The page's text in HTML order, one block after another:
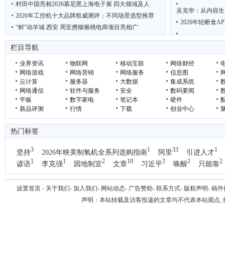
村田中国亮相2026慕尼黑上海电子展 四大领域及人
2026年工控机十大品牌权威测评：不同场景选型推荐
“鲜”动羊城 西安 周至携猕猴桃电商项目亮相广
2026优质智慧驿站厂家推荐
吴克华：从内容
2026年轻断食
联想AI主机MINI/
聚龙汇刘睿带学
栏目导航
业界资讯 物联网 移动互联 网络财经
网络游戏
网络营销 网络服务 信息图
云计算
服务器 大数据 集成系统
网络通信
软件与服务 安全 数码要闻
平板
数字家电 笔记本 硬件
新品评测
行情 下载 创业中心
热门标签
坚持3 2026年映美制氧机全系列选购指南1 阿里33 引进人才1
谚语1 李克强1 因地制宜2 文章10 习近平2 唤醒2 只能靠2
国办1
设置首页 - 关于我们- 加入我们- 网站动态- 广告赞助- 联系方式- 版权声明- 稿件
声明：本站转载及访客投递的文章均不代表本站观点